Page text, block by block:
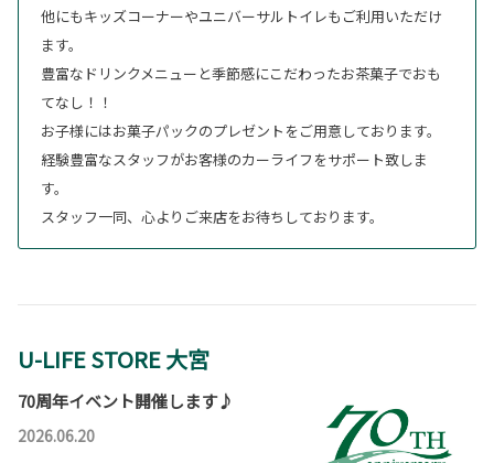
他にもキッズコーナーやユニバーサルトイレもご利用いただけ
ます。
豊富なドリンクメニューと季節感にこだわったお茶菓子でおも
てなし！！
お子様にはお菓子パックのプレゼントをご用意しております。
経験豊富なスタッフがお客様のカーライフをサポート致しま
す。
スタッフ一同、心よりご来店をお待ちしております。
U-LIFE STORE 大宮
70周年イベント開催します♪
2026.06.20